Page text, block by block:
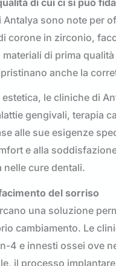
Antalya sono note per
corone in zirconio,
di prima
anche la
estetica, le cliniche di
gengivali, terapia
alle sue esigenze
e alla
nelle cure dentali.
del sorriso
una soluzione
cambiamento. Le
4 e innesti ossei ove
il processo